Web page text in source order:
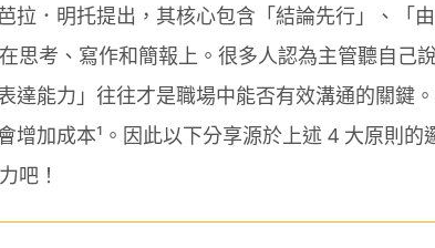
拉．明托提出，其核心包含「結論先行」、「
思考、寫作和簡報上。很多人認為主管聽自己
達能力」往往才是職場中能否有效溝通的關鍵
增加成本¹。因此以下分享源於上述 4 大原則
吧！